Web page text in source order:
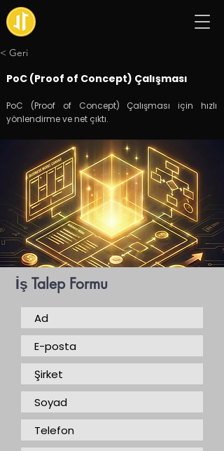
< Geri
PoC (Proof of Concept) Çalışması
PoC (Proof of Concept) Çalışması için hızlı
yönlendirme ve net çıktı.
İş Talep Formu